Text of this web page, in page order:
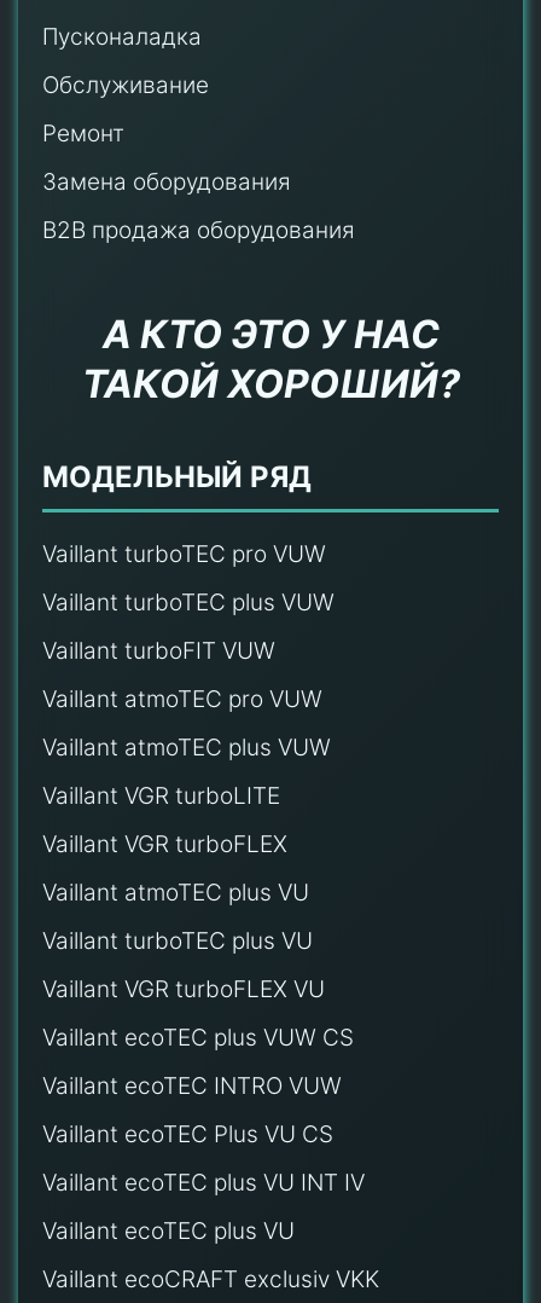
Пусконаладка
Обслуживание
Ремонт
Замена оборудования
B2B продажа оборудования
А КТО ЭТО У НАС
ТАКОЙ ХОРОШИЙ?
МОДЕЛЬНЫЙ РЯД
Vaillant turboTEC pro VUW
Vaillant turboTEC plus VUW
Vaillant turboFIT VUW
Vaillant atmoTEC pro VUW
Vaillant atmoTEC plus VUW
Vaillant VGR turboLITE
Vaillant VGR turboFLEX
Vaillant atmoTEC plus VU
Vaillant turboTEC plus VU
Vaillant VGR turboFLEX VU
Vaillant ecoTEC plus VUW CS
Vaillant ecoTEC INTRO VUW
Vaillant ecoTEC Plus VU CS
Vaillant ecoTEC plus VU INT IV
Vaillant ecoTEC plus VU
Vaillant ecoCRAFT exclusiv VKK